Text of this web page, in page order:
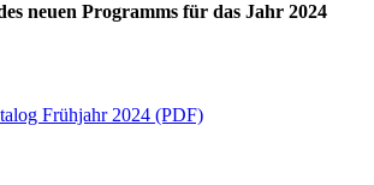
neuen Programms für das Jahr 2024
Frühjahr 2024 (PDF)